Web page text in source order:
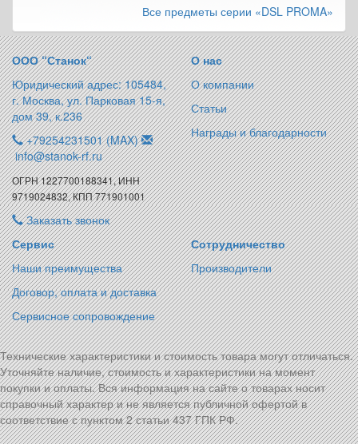
Все предметы серии «DSL PROMA»
ООО “Станок“
Юридический адрес: 105484,
г. Москва, ул. Парковая 15-я,
дом 39, к.236
+79254231501 (MAX)
info@stanok-rf.ru
ОГРН 1227700188341, ИНН
9719024832, КПП 771901001
Заказать звонок
О нас
О компании
Статьи
Награды и благодарности
Сервис
Наши преимущества
Договор, оплата и доставка
Сервисное сопровождение
Сотрудничество
Производители
Технические характеристики и стоимость товара могут отличаться.
Уточняйте наличие, стоимость и характеристики на момент
покупки и оплаты. Вся информация на сайте о товарах носит
справочный характер и не является публичной офертой в
соответствие с пунктом 2 статьи 437 ГПК РФ.